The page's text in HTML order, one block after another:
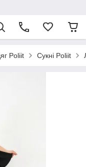
Poliit Сукні Poliit